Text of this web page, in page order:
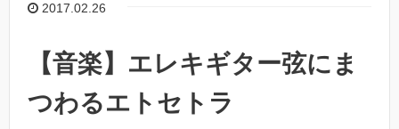
2017.02.26
【音楽】エレキギター弦にま
つわるエトセトラ